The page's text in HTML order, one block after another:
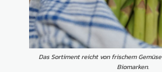
Das Sortiment reicht von frischem
Biomarken.